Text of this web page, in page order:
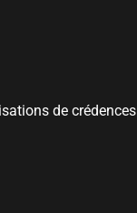
de crédences